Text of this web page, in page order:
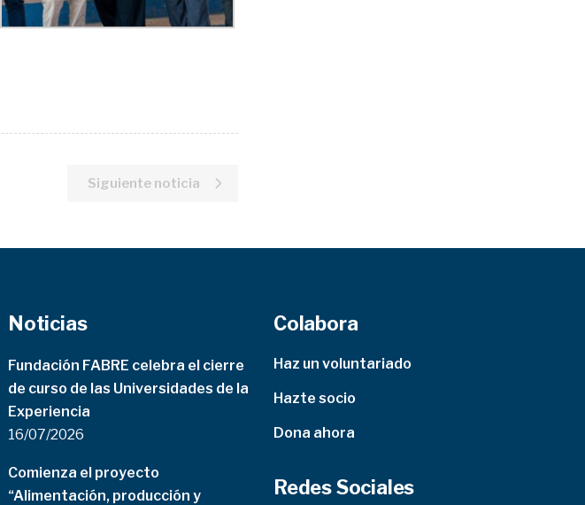
Siguiente noticia
Noticias
Fundación FABRE celebra el cierre
de curso de las Universidades de la
Experiencia
16/07/2026
Comienza el proyecto
“Alimentación, producción y
Colabora
Haz un voluntariado
Hazte socio
Dona ahora
Redes Sociales